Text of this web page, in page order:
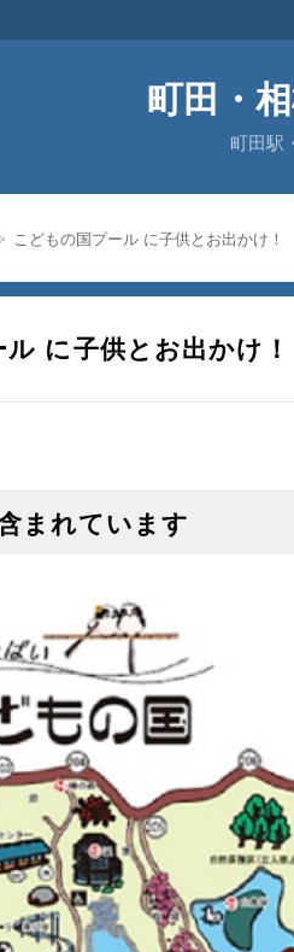
町田・
町田駅
こどもの国プール に子供とお出かけ！
に子供とお出かけ！
まれています